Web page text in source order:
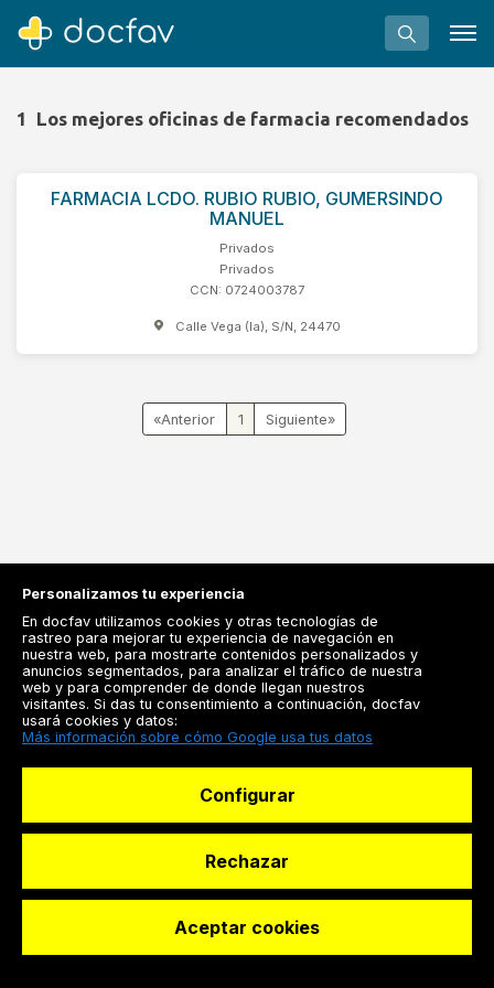
Buscar
Software para clínicas
Soporte
¿Eres un doctor?
1 Los mejores oficinas de farmacia recomendados
FARMACIA LCDO. RUBIO RUBIO, GUMERSINDO
MANUEL
Privados
Privados
CCN: 0724003787
Calle Vega (la), S/N, 24470
« 1 »
Registrarse
Docfav
Especialistas
© Dashboard Technologies S.L
Personalizamos tu experiencia
En docfav utilizamos cookies y otras tecnologías de
rastreo para mejorar tu experiencia de navegación en
nuestra web, para mostrarte contenidos personalizados y
anuncios segmentados, para analizar el tráfico de nuestra
web y para comprender de donde llegan nuestros
visitantes. Si das tu consentimiento a continuación, docfav
usará cookies y datos:
Más información sobre cómo Google usa tus datos
Configurar
Rechazar
Aceptar cookies